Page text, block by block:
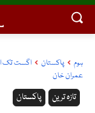
ہوم پاکستان
اگست تک
عمران خان
پاکستان تازہ ترین